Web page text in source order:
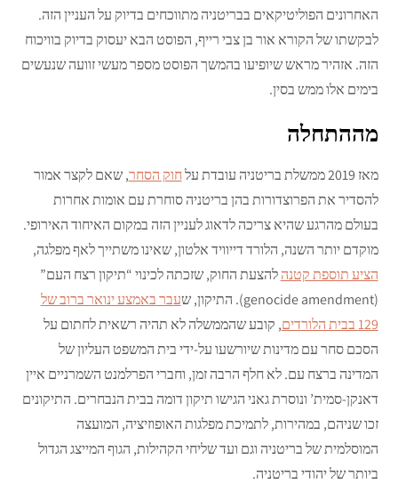
האחרונים הפוליטיקאים בבריטניה מתווכחים בדיוק על העניין הזה.
לבקשתו של הקורא אור בן צבי רייף, הפוסט הבא יעסוק בדיוק בוויכוח
הזה. אזהיר מראש שיופיעו בהמשך הפוסט מספר מעשי זוועה שנעשים
בימים אלו ממש בסין.
מההתחלה
מאז 2019 ממשלת בריטניה עובדת על חוק הסחר, שאם לקצר אמור
להסדיר את הפרוצדורות בהן בריטניה סוחרת עם אומות אחרות
בעולם מהרגע שהיא צריכה לדאוג לעניין הזה במקום האיחוד האירופי.
מוקדם יותר השנה, הלורד דייוויד אלטון, שאינו משתייך לאף מפלגה,
הציע תוספת קטנהלהצעת החוק, שזכתה לכינוי “תיקון רצח העם”
(genocide amendment). התיקון, ש
עבר באמצע ינואר ברוב של
129 בבית הלורדים
, קובע שהממשלה לא תהיה רשאית לחתום על
הסכם סחר עם מדינות שיורשעו על-ידי בית המשפט העליון של
המדינה ברצח עם. לא חלף הרבה זמן, וחברי הפרלמנט השמרניים איין
דאנקן-סמית’ ונוסרת גאני הגישו תיקון דומה בבית הנבחרים. התיקונים
זכו שניהם, במהירות, לתמיכת מפלגות האופוזיציה, המועצה
המוסלמית של בריטניה וגם ועד שליחי הקהילות, הגוף המייצג הגדול
ביותר של יהודי בריטניה.